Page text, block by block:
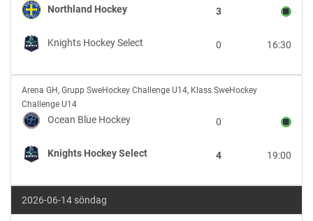
vs
Knights
Hockey
Select
Northland Hockey 3
Knights Hockey Select 16:30
0
Ocean
Blue
Hockey
vs
Knights
Hockey
Arena GH, Grupp SweHockey Challenge U14, Klass SweHockey
Challenge U14
Ocean Blue Hockey 0
Knights Hockey Select 19:00
4
2026-06-14 söndag